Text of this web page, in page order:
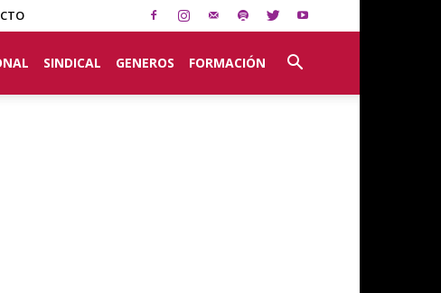
SINDICAL GENEROS FORMACIÓN